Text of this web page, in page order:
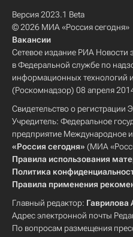
Версия 2023.1 Beta
© 2026 МИА «Россия сегодня»
Вакансии
Сетевое издание РИА Новости
в Федеральной службе по
информационных технологий
(Роскомнадзор) 08 апреля
Свидетельство о
Учредитель: Федеральное
предприятие Международное
«Россия сегодня» (МИА
Правила использования
Политика
Правила применения
Главный редактор: Гаврилова
Адрес электронной почты
По вопросам размещения